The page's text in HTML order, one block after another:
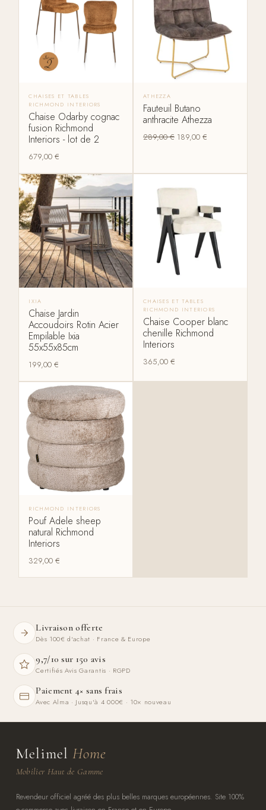
CHAISES ET TABLES
RICHMOND INTERIORS
Chaise Odarby cognac
fusion Richmond
Interiors - lot de 2
679,00€
ATHEZZA
Fauteuil Butano
anthracite Athezza
289,00€ 189,00 €
IXIA
Chaise Jardin
Accoudoirs Rotin Acier
Empilable Ixia
55x55x85cm
199,00€
CHAISES ET TABLES
RICHMOND INTERIORS
Chaise Cooper blanc
chenille Richmond
Interiors
365,00 €
RICHMOND INTERIORS
Pouf Adele sheep
natural Richmond
Interiors
329,00€
Livraison offerte
Dès 100€ d'achat · France & Europe
9,7/10 sur 150 avis
Certifiés Avis Garantis · RGPD
Paiement 4× sans frais
Avec Alma · Jusqu'à 4 000€ · 10× nouveau
Melimel Home
Mobilier Haut de Gamme
Revendeur officiel agréé des plus belles marques européennes. Site 100%